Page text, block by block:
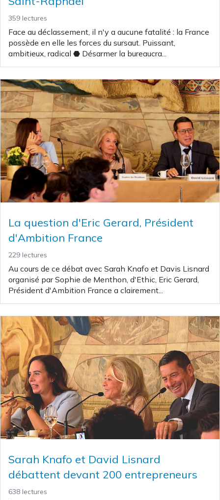
359 lectures
Face au déclassement, il n'y a aucune fatalité : la France
possède en elle les forces du sursaut. Puissant,
ambitieux, radical ⬣ Désarmer la bureaucra...
La question d'Eric Gerard, Président
d'Ambition France
229 lectures
Au cours de ce débat avec Sarah Knafo et Davis Lisnard
organisé par Sophie de Menthon, d'Ethic, Eric Gerard,
Président d'Ambition France a clairement...
Sarah Knafo et David Lisnard
débattent devant 200 entrepreneurs
638 lectures